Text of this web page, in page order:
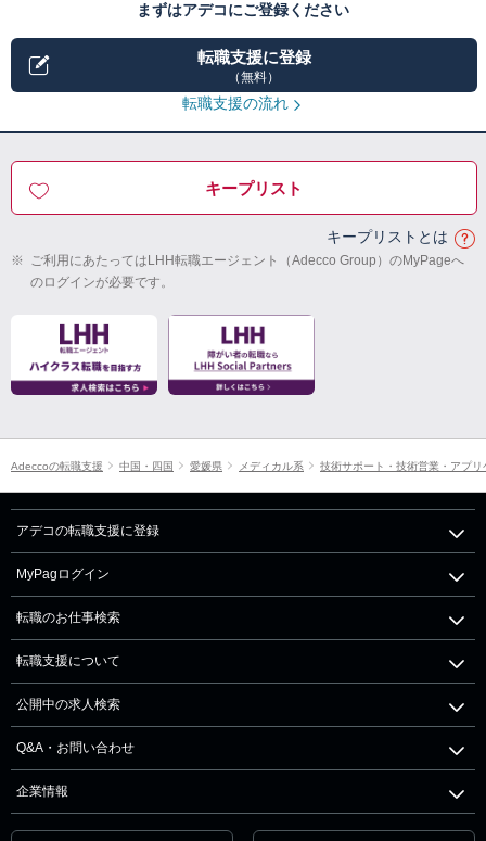
まずはアデコにご登録ください
転職支援に登録
（無料）
転職支援の流れ
キープリスト
キープリストとは
※ ご利用にあたってはLHH転職エージェント（Adecco Group）のMyPageへ
のログインが必要です。
Adeccoの転職支援 中国・四国 愛媛県 メディカル系 技術サポート・技術営業・アプ
アデコの転職支援に登録
MyPagログイン
転職のお仕事検索
転職支援について
公開中の求人検索
Q&A・お問い合わせ
企業情報